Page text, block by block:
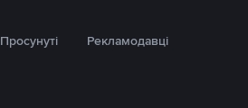
Просунуті Рекламодавці